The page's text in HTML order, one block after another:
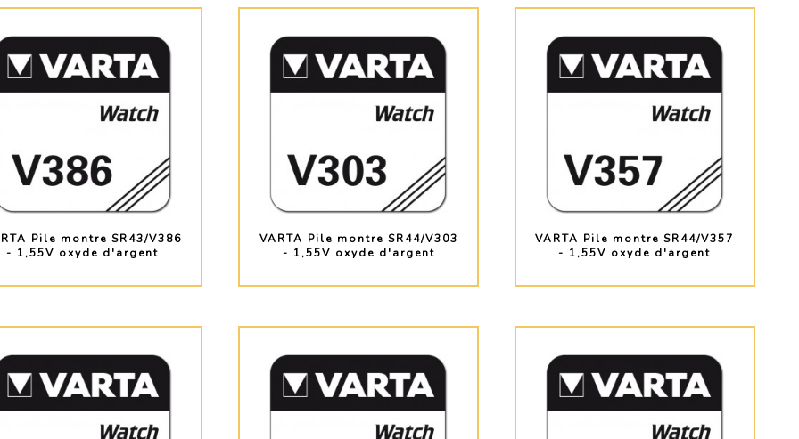
Pile montre SR43/V386
- 1,55V oxyde d'argent
VARTA Pile montre SR44/V303
- 1,55V oxyde d'argent
VARTA Pile montre SR44/V357
- 1,55V oxyde d'argent